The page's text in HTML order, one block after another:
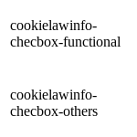
cookielawinfo-
checbox-functional
cookielawinfo-
checbox-others